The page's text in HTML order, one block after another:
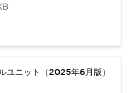
ニット（2025年6月版）